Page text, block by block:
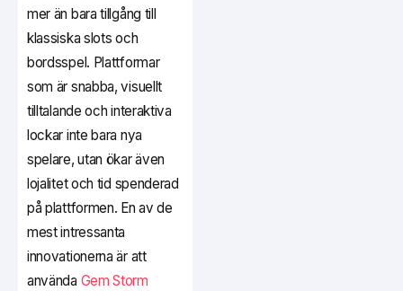
mer än bara tillgång till
klassiska slots och
bordsspel. Plattformar
som är snabba, visuellt
tilltalande och interaktiva
lockar inte bara nya
spelare, utan ökar även
lojalitet och tid spenderad
på plattformen. En av de
mest intressanta
innovationerna är att
använda Gem Storm